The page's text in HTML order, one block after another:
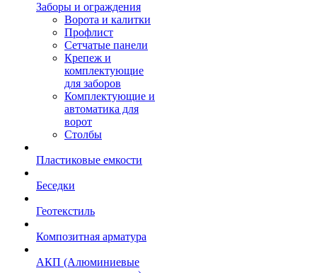
Заборы и ограждения
Ворота и калитки
Профлист
Сетчатые панели
Крепеж и
комплектующие
для заборов
Комплектующие и
автоматика для
ворот
Столбы
Пластиковые емкости
Беседки
Геотекстиль
Композитная арматура
АКП (Алюминиевые